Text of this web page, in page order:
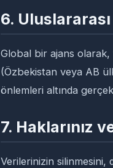
6.
Global bir ajans olarak,
(Özbekistan veya AB
önlemleri altında
7. Haklarınız
Verilerinizin silinmesini,